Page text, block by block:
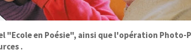
en Poésie", ainsi que l'opération Photo-
.